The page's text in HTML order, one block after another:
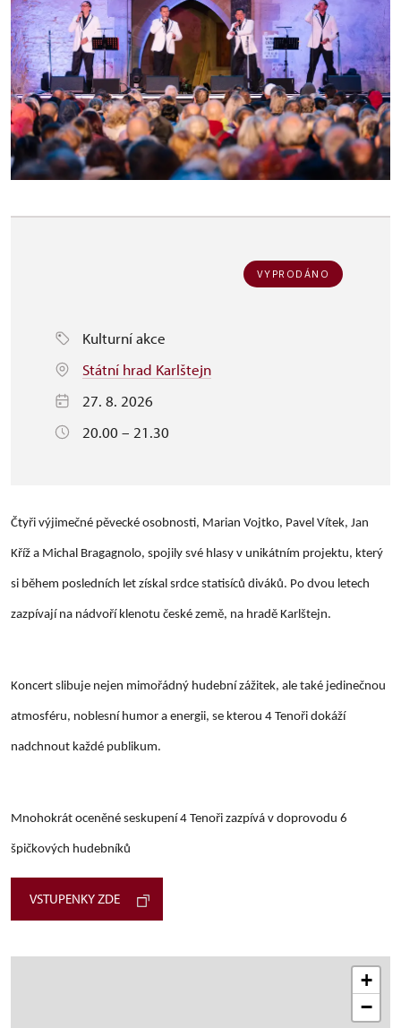
VYPRODÁNO
Kulturní akce
Státní hrad Karlštejn
27. 8. 2026
20.00 – 21.30
Čtyři výjimečné pěvecké osobnosti, Marian Vojtko, Pavel Vítek, Jan
Kříž a Michal Bragagnolo, spojily své hlasy v unikátním projektu, který
si během posledních let získal srdce statisíců diváků. Po dvou letech
zazpívají na nádvoří klenotu české země, na hradě Karlštejn.
Koncert slibuje nejen mimořádný hudební zážitek, ale také jedinečnou
atmosféru, noblesní humor a energii, se kterou 4 Tenoři dokáží
nadchnout každé publikum.
Mnohokrát oceněné seskupení 4 Tenoři zazpívá v doprovodu 6
špičkových hudebníků
VSTUPENKY ZDE
+
−